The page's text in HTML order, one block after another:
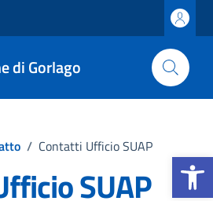
Apri la
di Gorlago
/ Contatti Ufficio SUAP
SUAP